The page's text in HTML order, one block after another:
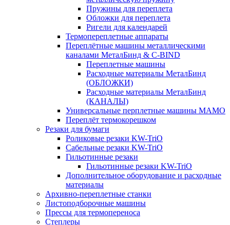
Пружины для переплета
Обложки для переплета
Ригели для календарей
Термопереплетные аппараты
Переплётные машины металлическими
каналами МеталБинд & C-BIND
Переплетные машины
Расходные материалы МеталБинд
(ОБЛОЖКИ)
Расходные материалы МеталБинд
(КАНАЛЫ)
Универсальные перплетные машины MAMO
Переплёт термокорешком
Резаки для бумаги
Роликовые резаки KW-TriO
Сабельные резаки KW-TriO
Гильотинные резаки
Гильотинные резаки KW-TriO
Дополнительное оборудование и расходные
материалы
Архивно-переплетные станки
Листоподборочные машины
Прессы для термопереноса
Степлеры